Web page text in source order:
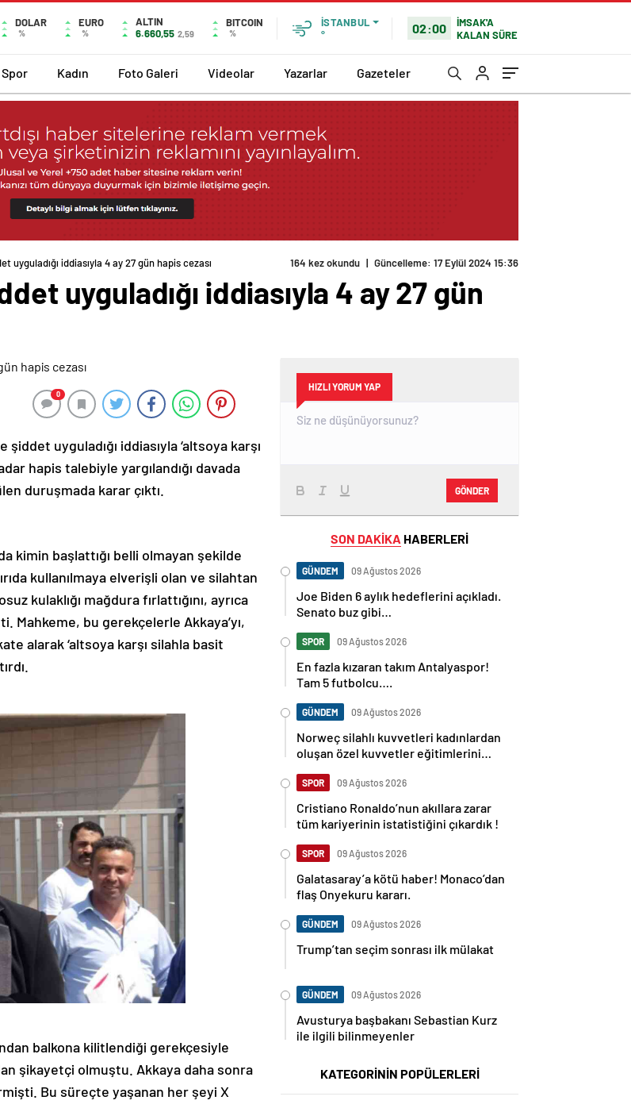
DOLAR
%
EURO
%
ALTIN
6.660,55 2,59
BITCOIN
%
İSTANBUL
°
02:00
İMSAK'A
KALAN SÜRE
Spor Kadın Foto Galeri Videolar Yazarlar Gazeteler
uyguladığı iddiasıyla 4 ay 27 gün hapis cezası 164 kez okundu | Güncelleme: 17 Eylül 2024 15:36
uyguladığı iddiasıyla 4 ay 27 gün
0
şiddet uyguladığı iddiasıyla ‘altsoya karşı
hapis talebiyle yargılandığı davada
duruşmada karar çıktı.
kimin başlattığı belli olmayan şekilde
kullanılmaya elverişli olan ve silahtan
kulaklığı mağdura fırlattığını, ayrıca
Mahkeme, bu gerekçelerle Akkaya’yı,
alarak ‘altsoya karşı silahla basit
balkona kilitlendiği gerekçesiyle
şikayetçi olmuştu. Akkaya daha sonra
Bu süreçte yaşanan her şeyi X
HIZLI YORUM YAP
GÖNDER
SON DAKİKA HABERLERİ
GÜNDEM 09 Ağustos 2026
Joe Biden 6 aylık hedeflerini açıkladı.
Senato buz gibi…
SPOR 09 Ağustos 2026
En fazla kızaran takım Antalyaspor!
Tam 5 futbolcu….
GÜNDEM 09 Ağustos 2026
Norweç silahlı kuvvetleri kadınlardan
oluşan özel kuvvetler eğitimlerini
SPOR 09 Ağustos 2026
Cristiano Ronaldo’nun akıllara zarar
tüm kariyerinin istatistiğini çıkardık !
SPOR 09 Ağustos 2026
Galatasaray’a kötü haber! Monaco’dan
flaş Onyekuru kararı.
GÜNDEM 09 Ağustos 2026
Trump’tan seçim sonrası ilk mülakat
GÜNDEM 09 Ağustos 2026
Avusturya başbakanı Sebastian Kurz
ile ilgili bilinmeyenler
KATEGORİNİN POPÜLERLERİ